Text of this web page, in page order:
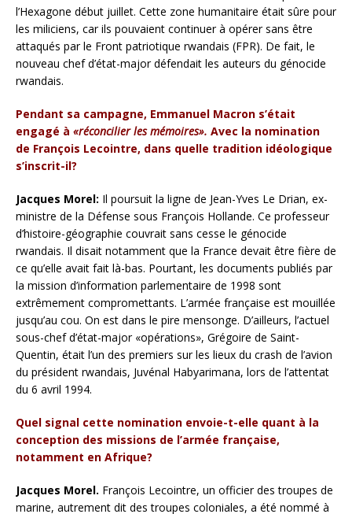
l’Hexagone début juillet. Cette zone humanitaire était sûre pour
les miliciens, car ils pouvaient continuer à opérer sans être
attaqués par le Front patriotique rwandais (FPR). De fait, le
nouveau chef d’état-major défendait les auteurs du génocide
rwandais.
Pendant sa campagne, Emmanuel Macron s’était
engagé à «réconcilier les mémoires». Avec la nomination
de François Lecointre, dans quelle tradition idéologique
s’inscrit-il?
Jacques Morel: Il poursuit la ligne de Jean-Yves Le Drian, ex-
ministre de la Défense sous François Hollande. Ce professeur
d’histoire-géographie couvrait sans cesse le génocide
rwandais. Il disait notamment que la France devait être fière de
ce qu’elle avait fait là-bas. Pourtant, les documents publiés par
la mission d’information parlementaire de 1998 sont
extrêmement compromettants. L’armée française est mouillée
jusqu’au cou. On est dans le pire mensonge. D’ailleurs, l’actuel
sous-chef d’état-major «opérations», Grégoire de Saint-
Quentin, était l’un des premiers sur les lieux du crash de l’avion
du président rwandais, Juvénal Habyarimana, lors de l’attentat
du 6 avril 1994.
Quel signal cette nomination envoie-t-elle quant à la
conception des missions de l’armée française,
notamment en Afrique?
Jacques Morel. François Lecointre, un officier des troupes de
marine, autrement dit des troupes coloniales, a été nommé à